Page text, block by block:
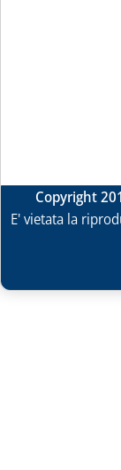
Copyright
E' vietata la